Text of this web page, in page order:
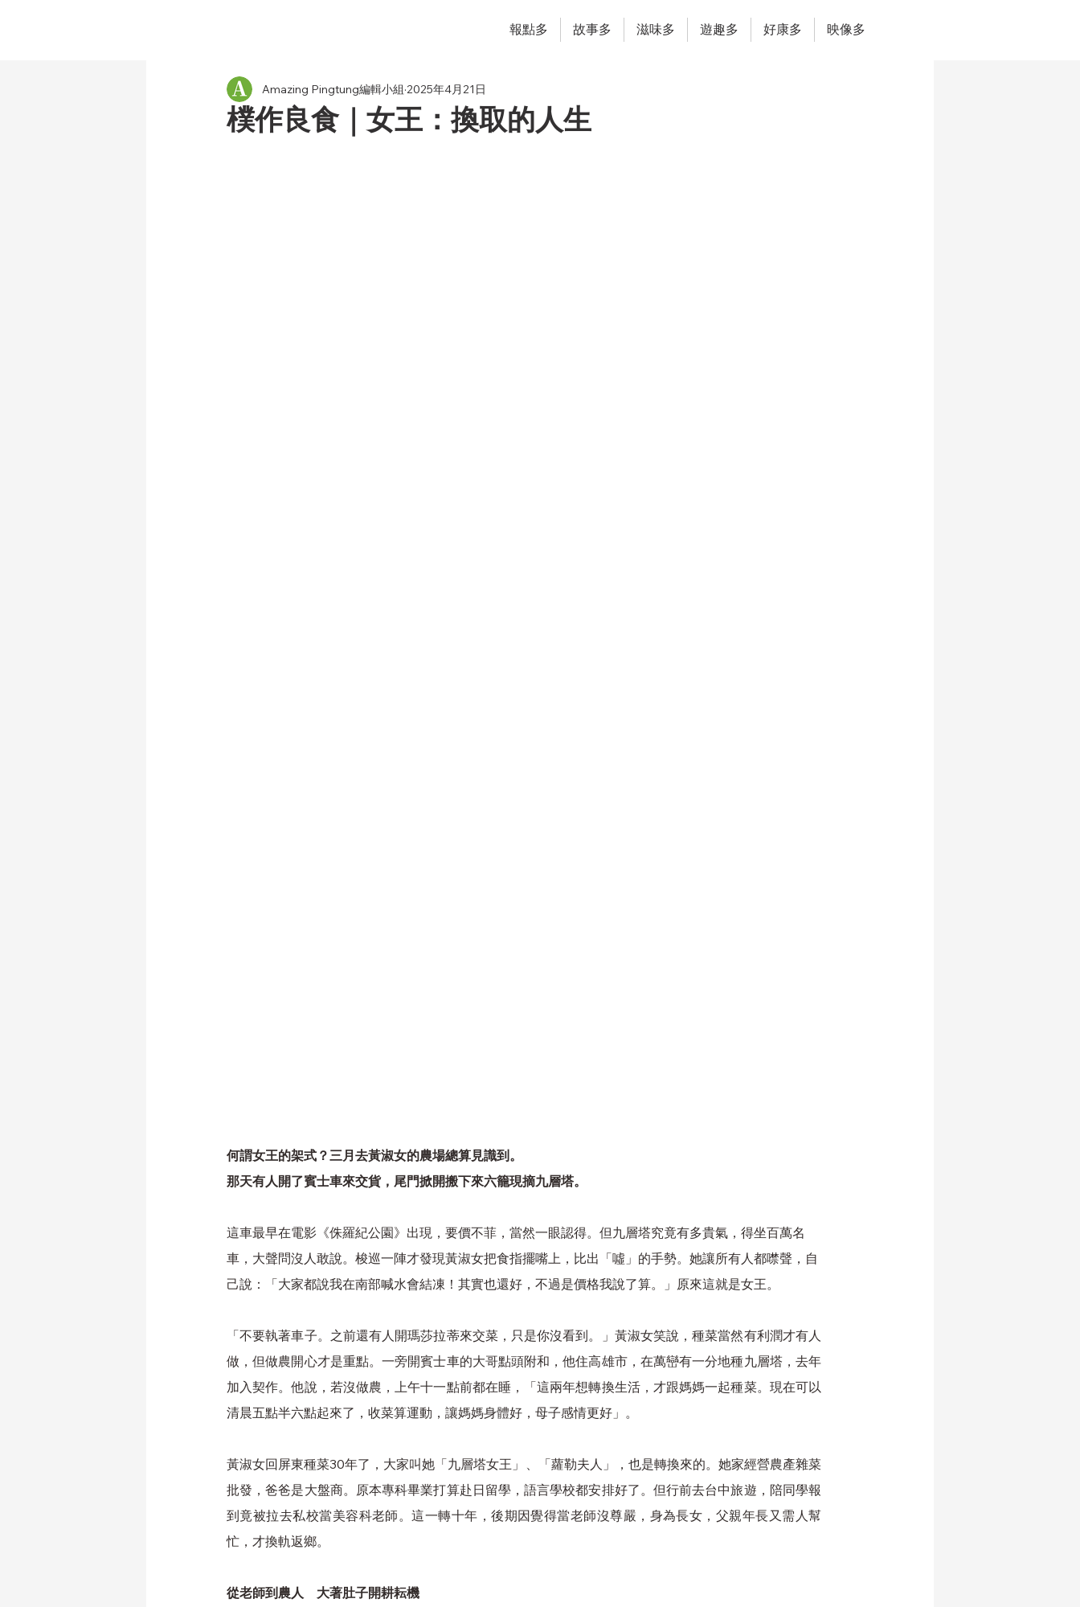
報點多 故事多 滋味多 遊趣多 好康多 映像多
樸作良食｜女王：換取的人生
Amazing Pingtung編輯小組 2025年4月21日
何謂女王的架式？三月去黃淑女的農場總算見識到。
那天有人開了賓士車來交貨，尾門掀開搬下來六籠現摘九層塔。
這車最早在電影《侏羅紀公園》出現，要價不菲，當然一眼認得。但九層塔究竟有多貴氣，得坐百萬名
車，大聲問沒人敢說。梭巡一陣才發現黃淑女把食指擺嘴上，比出「噓」的手勢。她讓所有人都噤聲，自
己說：「大家都說我在南部喊水會結凍！其實也還好，不過是價格我說了算。」原來這就是女王。
「不要執著車子。之前還有人開瑪莎拉蒂來交菜，只是你沒看到。」黃淑女笑說，種菜當然有利潤才有人
做，但做農開心才是重點。一旁開賓士車的大哥點頭附和，他住高雄市，在萬巒有一分地種九層塔，去年
加入契作。他說，若沒做農，上午十一點前都在睡，「這兩年想轉換生活，才跟媽媽一起種菜。現在可以
清晨五點半六點起來了，收菜算運動，讓媽媽身體好，母子感情更好」。
黃淑女回屏東種菜30年了，大家叫她「九層塔女王」、「蘿勒夫人」，也是轉換來的。她家經營農產雜菜
批發，爸爸是大盤商。原本專科畢業打算赴日留學，語言學校都安排好了。但行前去台中旅遊，陪同學報
到竟被拉去私校當美容科老師。這一轉十年，後期因覺得當老師沒尊嚴，身為長女，父親年長又需人幫
忙，才換軌返鄉。
從老師到農人　大著肚子開耕耘機